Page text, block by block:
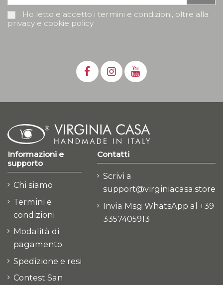
Ho letto e accetto i termini e condizioni, oltre alla
privacy e cookie policy
Informazioni e
supporto
Chi siamo
Termini e
condizioni
Modalità di
pagamento
Spedizione e resi
Contest San
Contatti
Scrivi a
support@virginiacasa.store
Invia Msg WhatsApp al +39
3357405913